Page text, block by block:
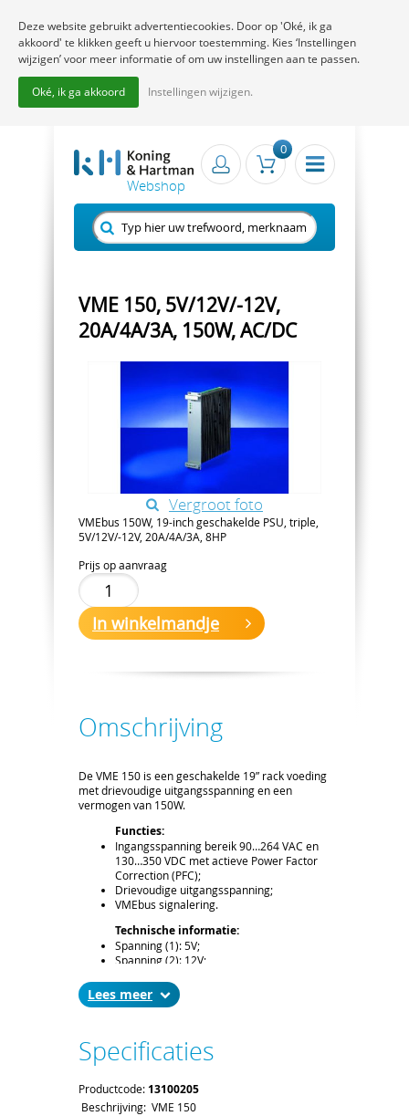
0
VME 150, 5V/12V/-12V,
20A/4A/3A, 150W, AC/DC
Vergroot foto
VMEbus 150W, 19-inch geschakelde PSU, triple,
5V/12V/-12V, 20A/4A/3A, 8HP
Prijs op aanvraag
In winkelmandje
Omschrijving
De VME 150 is een geschakelde 19” rack voeding
met drievoudige uitgangsspanning en een
vermogen van 150W.
Functies:
Ingangsspanning bereik 90…264 VAC en
130…350 VDC met actieve Power Factor
Correction (PFC);
Drievoudige uitgangsspanning;
VMEbus signalering.
Technische informatie:
Spanning (1): 5V;
Spanning (2): 12V;
Stroom (1): 20A;
Stroom (2): 4A;
Leveringsomvang:
breedte 8HP, diepte 171,93mm (160mm
bord diepte), connector H15M.
Lees
Specificaties
Productcode:13100205
Beschrijving: VME 150
Deze website gebruikt advertentiecookies. Door op 'Oké, ik ga
akkoord' te klikken geeft u hiervoor toestemming. Kies ‘Instellingen
wijzigen’ voor meer informatie of om uw instellingen aan te passen.
Oké, ik ga akkoord Instellingen wijzigen.